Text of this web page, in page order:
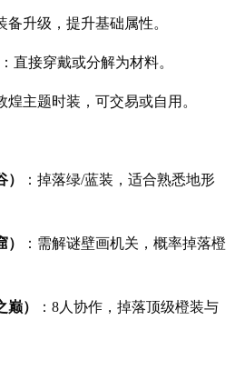
备升级，提升基础属性。
：直接穿戴或分解为材料。
煌主题时装，可交易或自用。
：掉落绿/蓝装，适合熟悉地形
：需解谜壁画机关，概率掉落橙
）
：8人协作，掉落顶级橙装与